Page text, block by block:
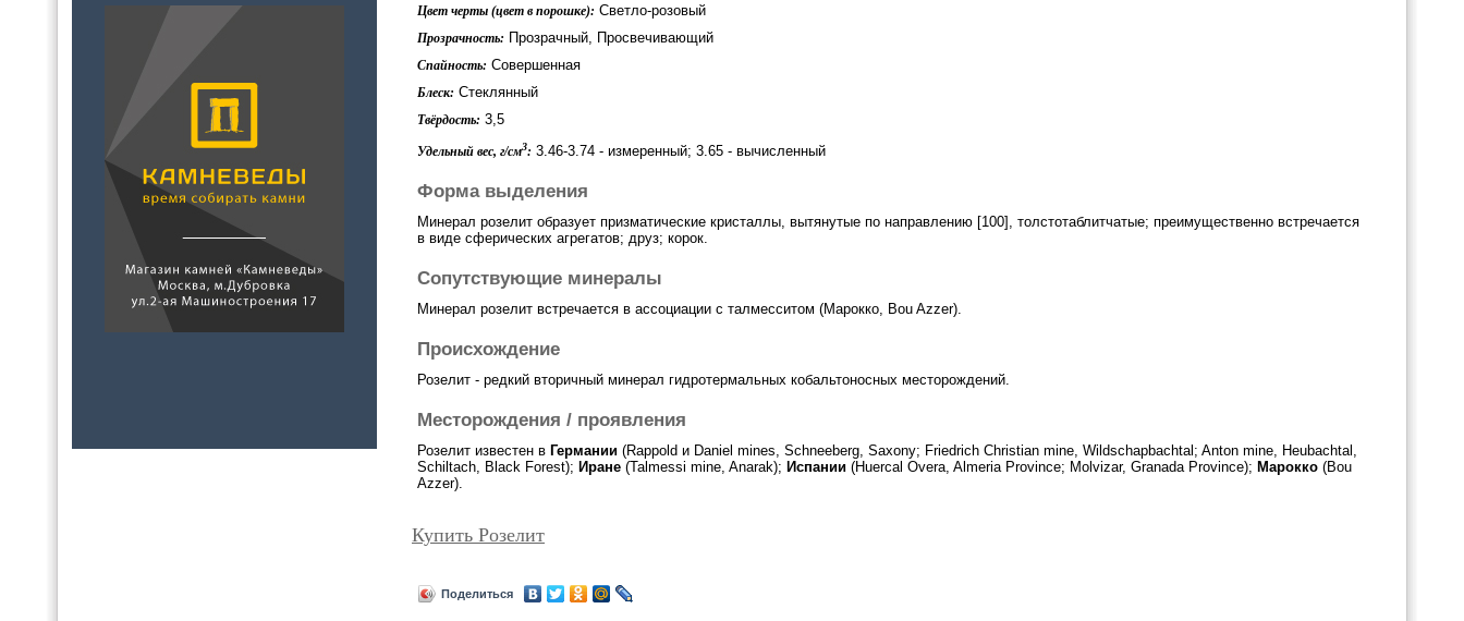
Цвет черты (цвет в порошке): Светло-розовый
Прозрачность: Прозрачный, Просвечивающий
Спайность: Совершенная
Блеск: Стеклянный
Твёрдость: 3,5
Удельный вес, г/см3: 3.46-3.74 - измеренный; 3.65 - вычисленный
Форма выделения
Минерал розелит образует призматические кристаллы, вытянутые по направлению [100], толстотаблитчатые; преимущественно встречается
в виде сферических агрегатов; друз; корок.
Сопутствующие минералы
Минерал розелит встречается в ассоциации с талмесситом (Марокко, Bou Azzer).
Происхождение
Розелит - редкий вторичный минерал гидротермальных кобальтоносных месторождений.
Месторождения / проявления
Розелит известен в Германии (Rappold и Daniel mines, Schneeberg, Saxony; Friedrich Christian mine, Wildschapbachtal; Anton mine, Heubachtal,
Schiltach, Black Forest); Иране (Talmessi mine, Anarak); Испании (Huercal Overa, Almeria Province; Molvizar, Granada Province); Марокко (Bou
Azzer).
Купить Розелит
Поделиться